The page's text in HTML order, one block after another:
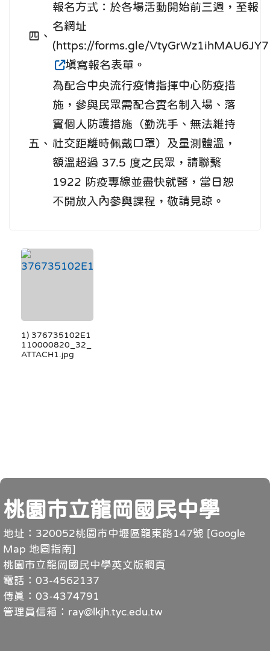
四、
報名方式：於各場活動開始前三週，至報
名網址
(https://forms.gle/VtyGrWz1ihMAU6JY7
填寫報名表單。
五、
為配合中央流行疫情指揮中心防疫措
施，參與民眾需配合實名制入場、落
實個人防護措施（勤洗手、無法維持
社交距離時佩戴口罩）及量測體溫，
額溫超過 37.5 度之民眾，請聯繫
1922 防疫專線並盡快就醫，當日恕
不開放入內參與課程，敬請見諒。
1) 376735102E1
110000820_32_
ATTACH1.jpg
頁尾
桃園市立龍岡國民中學
地址：320052桃園市中壢區龍東路147號 [Google
Map 地圖指南]
桃園市立龍岡國民中學英文版網頁
電話：03-4562137
傳真：03-4374791
管理員信箱：ray@lkjh.tyc.edu.tw